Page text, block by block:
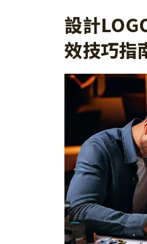
設計
效技巧指